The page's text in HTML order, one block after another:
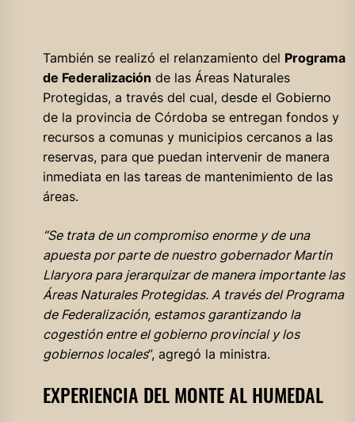
También se realizó el relanzamiento del Programa
de Federalización de las Áreas Naturales
Protegidas, a través del cual, desde el Gobierno
de la provincia de Córdoba se entregan fondos y
recursos a comunas y municipios cercanos a las
reservas, para que puedan intervenir de manera
inmediata en las tareas de mantenimiento de las
áreas.
“Se trata de un compromiso enorme y de una
apuesta por parte de nuestro gobernador Martin
Llaryora para jerarquizar de manera importante las
Áreas Naturales Protegidas. A través del Programa
de Federalización, estamos garantizando la
cogestión entre el gobierno provincial y los
gobiernos locales”, agregó la ministra.
EXPERIENCIA DEL MONTE AL HUMEDAL